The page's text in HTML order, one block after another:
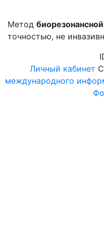
Метод
точностью, не
Личный кабинет
международного